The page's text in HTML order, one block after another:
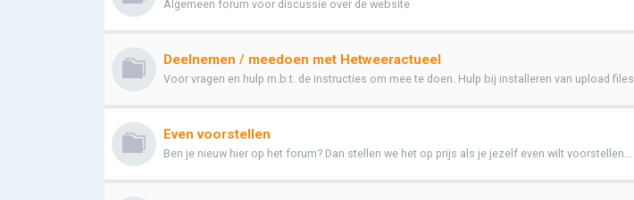
Algemeen forum voor discussie over de website
Deelnemen / meedoen met Hetweeractueel
Voor vragen en hulp m.b.t. de instructies om mee te doen. Hulp bij installeren van upload files
Even voorstellen
Ben je nieuw hier op het forum? Dan stellen we het op prijs als je jezelf even wilt voorstellen...